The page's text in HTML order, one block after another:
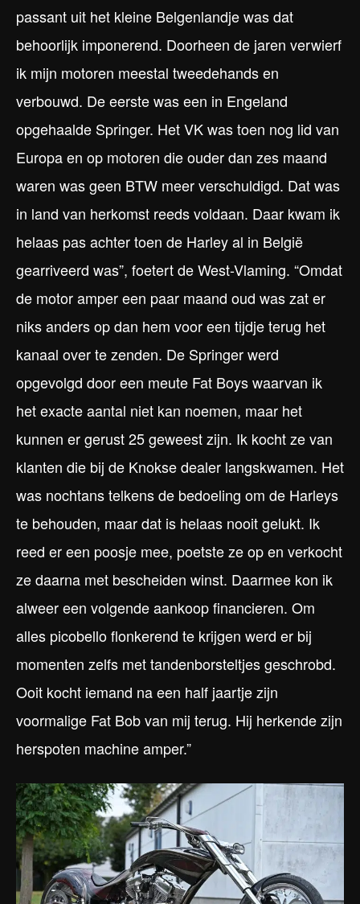
passant uit het kleine Belgenlandje was dat
behoorlijk imponerend. Doorheen de jaren verwierf
ik mijn motoren meestal tweedehands en
verbouwd. De eerste was een in Engeland
opgehaalde Springer. Het VK was toen nog lid van
Europa en op motoren die ouder dan zes maand
waren was geen BTW meer verschuldigd. Dat was
in land van herkomst reeds voldaan. Daar kwam ik
helaas pas achter toen de Harley al in België
gearriveerd was”, foetert de West-Vlaming. “Omdat
de motor amper een paar maand oud was zat er
niks anders op dan hem voor een tijdje terug het
kanaal over te zenden. De Springer werd
opgevolgd door een meute Fat Boys waarvan ik
het exacte aantal niet kan noemen, maar het
kunnen er gerust 25 geweest zijn. Ik kocht ze van
klanten die bij de Knokse dealer langskwamen. Het
was nochtans telkens de bedoeling om de Harleys
te behouden, maar dat is helaas nooit gelukt. Ik
reed er een poosje mee, poetste ze op en verkocht
ze daarna met bescheiden winst. Daarmee kon ik
alweer een volgende aankoop financieren. Om
alles picobello flonkerend te krijgen werd er bij
momenten zelfs met tandenborsteltjes geschrobd.
Ooit kocht iemand na een half jaartje zijn
voormalige Fat Bob van mij terug. Hij herkende zijn
herspoten machine amper.”